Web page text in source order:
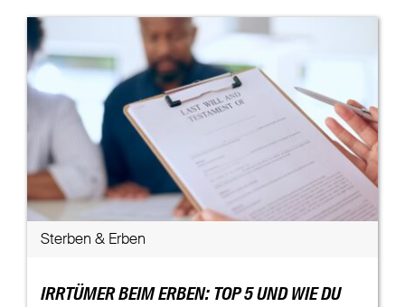
Sterben & Erben
IRRTÜMER BEIM ERBEN: TOP 5 UND WIE DU